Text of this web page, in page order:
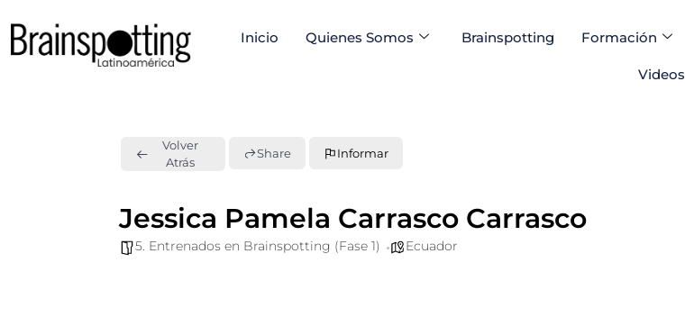
Ir
al
Inicio Quienes Somos Brainspotting Formación
Videos
Volver
Atrás
Share Informar
Jessica Pamela Carrasco Carrasco
5. Entrenados en Brainspotting (Fase 1) Ecuador